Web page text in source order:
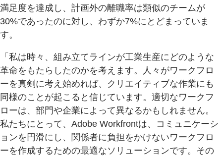
満足度を達成し、計画外の離職率は類似のチームが
30%であったのに対し、わずか7%にとどまっていま
す。
「私は時々、組み立てラインが工業生産にどのような
革命をもたらしたのかを考えます。人々がワークフロ
ーを真剣に考え始めれば、クリエイティブな作業にも
同様のことが起こると信じています。適切なワークフ
ローは、部門や企業によって異なるかもしれません。
私たちにとって、Adobe Workfrontは、コミュニケーシ
ョンを円滑にし、関係者に負担をかけないワークフロ
ーを作成するための最適なソリューションです。その